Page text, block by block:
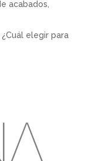
acabados,
elegir para